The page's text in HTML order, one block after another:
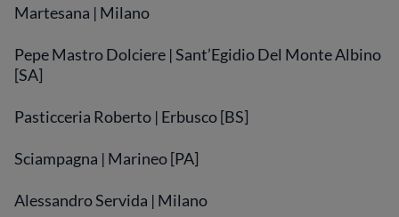
Martesana | Milano
Pepe Mastro Dolciere | Sant’Egidio Del Monte Albino
[SA]
Pasticceria Roberto | Erbusco [BS]
Sciampagna | Marineo [PA]
Alessandro Servida | Milano